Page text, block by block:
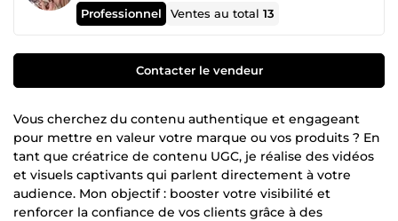
Professionnel Ventes au total13
Contacter le vendeur
Vous cherchez du contenu authentique et engageant
pour mettre en valeur votre marque ou vos produits ? En
tant que créatrice de contenu UGC, je réalise des vidéos
et visuels captivants qui parlent directement à votre
audience. Mon objectif : booster votre visibilité et
renforcer la confiance de vos clients grâce à des